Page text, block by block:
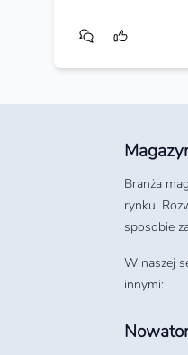
Branża
rynku.
sposobie
W naszej
innymi: